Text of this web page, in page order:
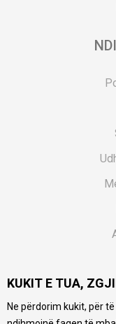
Ne bëjmë çmos që
KUKIT E TUA,
Ne përdorim kukit, për